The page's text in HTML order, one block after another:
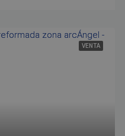
VENTA